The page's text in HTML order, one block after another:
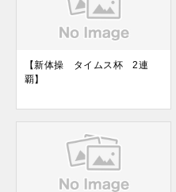
【新体操 タイムス杯 2連
覇】